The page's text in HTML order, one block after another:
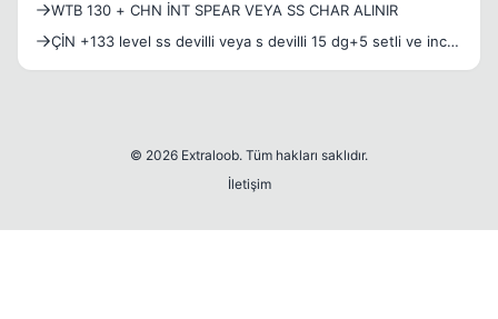
WTB 130 + CHN İNT SPEAR VEYA SS CHAR ALINIR
ÇİN +133 level ss devilli veya s devilli 15 dg+5 setli ve inca
© 2026 Extraloob. Tüm hakları saklıdır.
İletişim